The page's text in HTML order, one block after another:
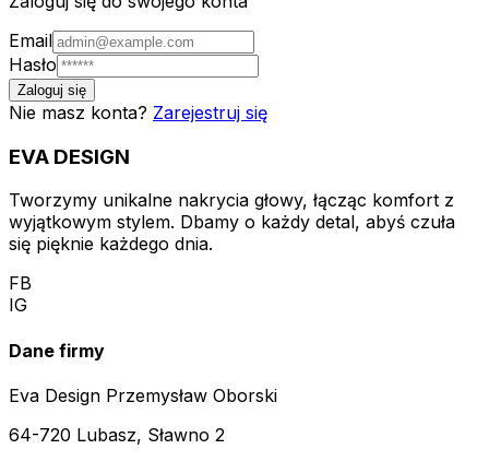
Email
Hasło
Zaloguj się
Nie masz konta? Zarejestruj się
EVA DESIGN
Tworzymy unikalne nakrycia głowy, łącząc komfort z
wyjątkowym stylem. Dbamy o każdy detal, abyś czuła
się pięknie każdego dnia.
FB
IG
Dane firmy
Eva Design Przemysław Oborski
64-720 Lubasz, Sławno 2